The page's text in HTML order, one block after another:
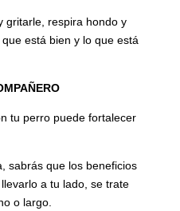
gritarle, respira hondo y
está bien y lo que está
tu perro puede fortalecer
sabrás que los beneficios
a tu lado, se trate
o largo.